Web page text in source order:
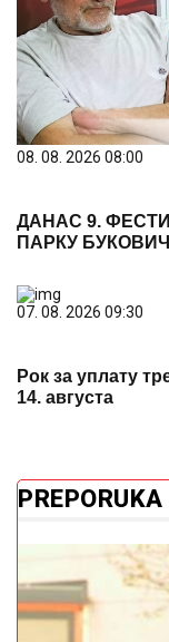
08. 08. 2026 08:00
ДАНАС 9.
ПАРКУ
07. 08. 2026 09:30
Рок за уплату
14. августа